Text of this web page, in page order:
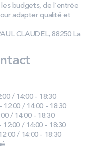
Mon compte
budgets, de l’entrée
adapter qualité et
CLAUDEL, 88250 La
/ 14:00 - 18:30
12:00 / 14:00 - 18:30
/ 14:00 - 18:30
12:00 / 14:00 - 18:30
/ 14:00 - 18:30